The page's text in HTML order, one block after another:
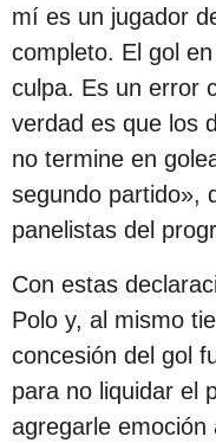
d
e
l
a
p
u
b
i
c
mí es un jugador
completo. El gol
culpa. Es un error
verdad es que los
no termine en
segundo partido»,
panelistas del
Con estas
Polo y, al mismo
concesión del gol
para no liquidar el
agregarle